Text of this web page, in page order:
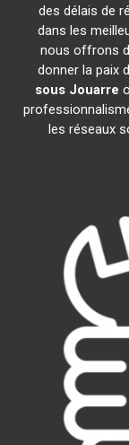
des délais de
dans les
nous offrons
donner la paix
sous Jouarre
les réseaux